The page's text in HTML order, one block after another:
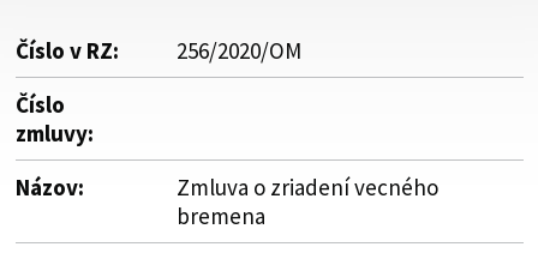
Číslo v RZ:
256/2020/OM
Číslo
zmluvy:
Názov:
Zmluva o zriadení vecného
bremena